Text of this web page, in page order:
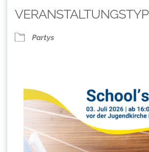
VERANSTALTUNGSTYP
Partys